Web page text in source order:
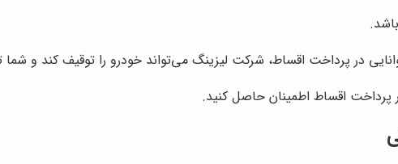
در پرداخت اقساط، شرکت لیزینگ می‌تواند خودرو را توقیف کند و شما
پرداخت اقساط اطمینان حاصل کنید.